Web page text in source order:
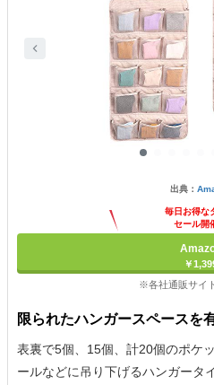
出典：
毎日お得な
セール開
￥
※各社通販サイ
限られたハンガースペースを
表裏で5個、15個、計20個のポケ
ールなどに吊り下げるハンガータ